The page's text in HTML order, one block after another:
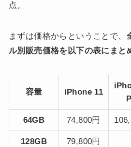
点。
まずは価格からということで、
ル別販売価格を以下の表にまと
容量 iPhone 11
64GB 74,800円
128GB 79,800円